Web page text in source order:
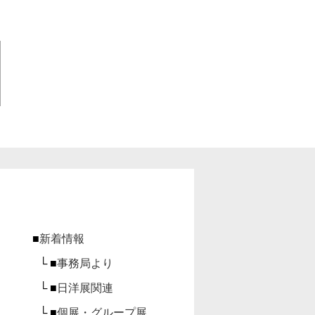
■新着情報
└ ■事務局より
└ ■ 日洋展関連